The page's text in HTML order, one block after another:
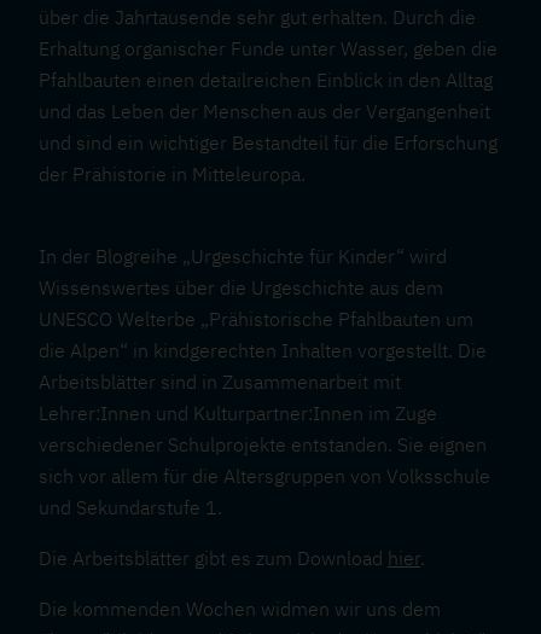
über die Jahrtausende sehr gut erhalten. Durch die
Erhaltung organischer Funde unter Wasser, geben die
Pfahlbauten einen detailreichen Einblick in den Alltag
und das Leben der Menschen aus der Vergangenheit
und sind ein wichtiger Bestandteil für die Erforschung
der Prähistorie in Mitteleuropa.
In der Blogreihe „Urgeschichte für Kinder“ wird
Wissenswertes über die Urgeschichte aus dem
UNESCO Welterbe „Prähistorische Pfahlbauten um
die Alpen“ in kindgerechten Inhalten vorgestellt. Die
Arbeitsblätter sind in Zusammenarbeit mit
Lehrer:Innen und Kulturpartner:Innen im Zuge
verschiedener Schulprojekte entstanden. Sie eignen
sich vor allem für die Altersgruppen von Volksschule
und Sekundarstufe 1.
Die Arbeitsblätter gibt es zum Download hier.
Die kommenden Wochen widmen wir uns dem